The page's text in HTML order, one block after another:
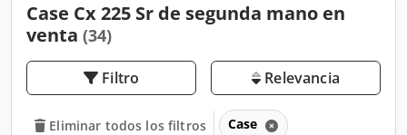
Case Cx 225 Sr de segunda mano en
venta (34)
Filtro Relevancia
Eliminar todos los filtros Case